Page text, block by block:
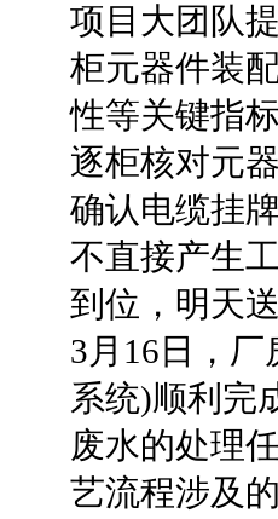
项目大团队
柜元器件装
性等关键指
逐柜核对元
确认电缆挂
不直接产生
到位，明天
3月16日，
系统)顺利完
废水的处理
艺流程涉及